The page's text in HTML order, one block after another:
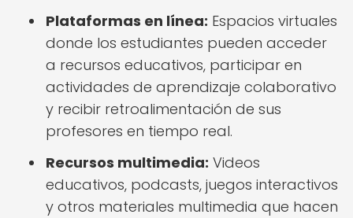
Plataformas en línea: Espacios virtuales
donde los estudiantes pueden acceder
a recursos educativos, participar en
actividades de aprendizaje colaborativo
y recibir retroalimentación de sus
profesores en tiempo real.
Recursos multimedia: Videos
educativos, podcasts, juegos interactivos
y otros materiales multimedia que hacen